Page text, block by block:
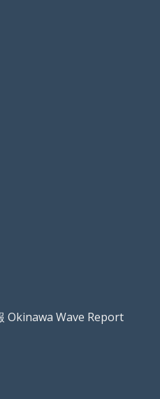
Okinawa Wave Report